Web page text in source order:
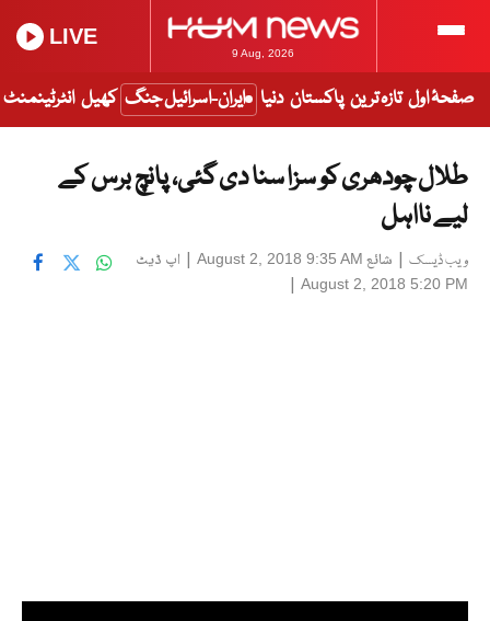
9 Aug, 2026
LIVE
صفحۂ اول تازہ ترین پاکستان دنیا ایران-اسرائیل جنگ کھیل انٹرٹینمنٹ
طلال چودھری کو سزا سنا دی گئی، پانچ برس کے
لیے نااہل
ویب ڈیسک | شائع August 2, 2018 9:35 AM
| اپ ڈیٹ
August 2, 2018 5:20 PM
|